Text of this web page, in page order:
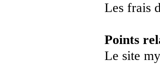
Les frais
Points
Le site